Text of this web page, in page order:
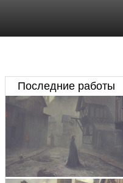
Последние работы